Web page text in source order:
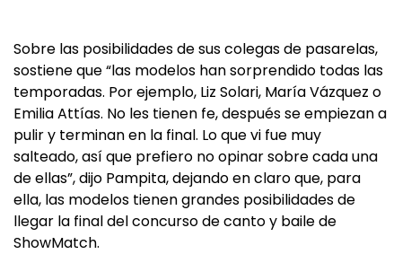
Sobre las posibilidades de sus colegas de pasarelas,
sostiene que “las modelos han sorprendido todas las
temporadas. Por ejemplo, Liz Solari, María Vázquez o
Emilia Attías. No les tienen fe, después se empiezan a
pulir y terminan en la final. Lo que vi fue muy
salteado, así que prefiero no opinar sobre cada una
de ellas”, dijo Pampita, dejando en claro que, para
ella, las modelos tienen grandes posibilidades de
llegar la final del concurso de canto y baile de
ShowMatch.